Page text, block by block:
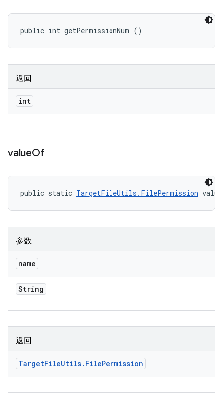
public int getPermissionNum ()
返回
int
valueOf
public static TargetFileUtils.FilePermission
参数
name
String
返回
TargetFileUtils. FilePermission